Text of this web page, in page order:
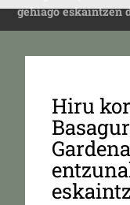
gehiago eskaintzen
Hiru